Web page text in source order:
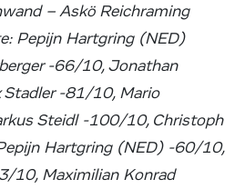
– Askö Reichraming
Pepijn Hartgring (NED)
-66/10, Jonathan
-81/10, Mario
Steidl -100/10, Christoph
Hartgring (NED) -60/10,
10, Maximilian Konrad